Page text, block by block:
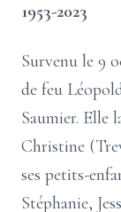
1953-2023
Survenu le 9
de feu
Saumier. Elle
Christine
ses petits-
Stéphanie,